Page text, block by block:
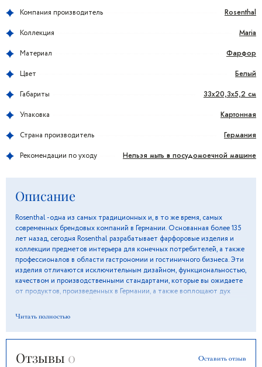
Компания производитель Rosenthal
Коллекция Maria
Материал Фарфор
Цвет Белый
Габариты 33x20,3x5,2 см
Упаковка Картонная
Страна производитель Германия
Рекомендации по уходу Нельзя мыть в посудомоечной машине
Описание
Rosenthal -одна из самых традиционных и, в то же время, самых
современных брендовых компаний в Германии. Основанная более 135
лет назад, сегодня Rosenthal разрабатывает фарфоровые изделия и
коллекции предметов интерьера для конечных потребителей, а также
профессионалов в области гастрономии и гостиничного бизнеса. Эти
изделия отличаются исключительным дизайном, функциональностью,
качеством и производственными стандартами, которые вы ожидаете
от продуктов, произведенных в Германии, а также воплощают дух
Читать полностью
Отзывы 0 Оставить отзыв